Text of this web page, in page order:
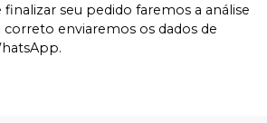
seu pedido faremos a análise
correto enviaremos os dados de